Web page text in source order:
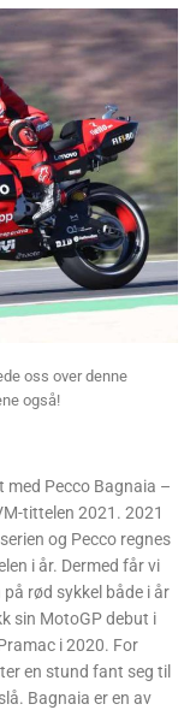
oss over denne
også!
Pecco Bagnaia –
tittelen 2021. 2021
og Pecco regnes
i år. Dermed får vi
rød sykkel både i år
sin MotoGP debut i
i 2020. For
en stund fant seg til
Bagnaia er en av